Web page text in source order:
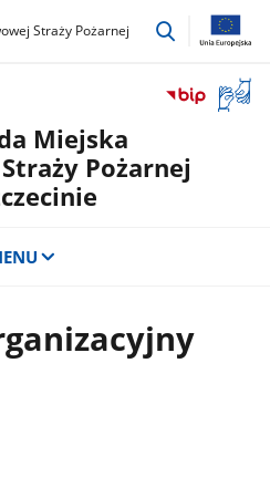
Straży Pożarnej
przejdź
okno
Miejska
Pożarnej